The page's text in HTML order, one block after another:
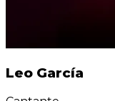
Leo García